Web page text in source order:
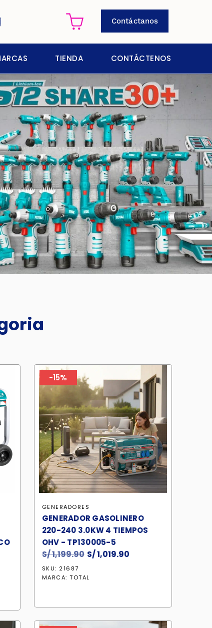
Contáctanos
TIENDA CONTÁCTENOS
-15%
GENERADORES
GENERADOR GASOLINERO
220-240 3.0KW 4 TIEMPOS
OHV - TP130005-5
S/1,199.90 El
original
S/1,019.90
SKU: 21687
MARCA:TOTAL